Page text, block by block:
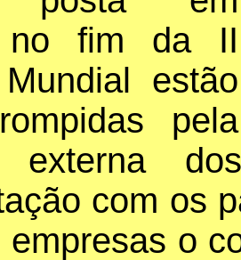
no fim da II
estão
pela
externa
com os
empresas o